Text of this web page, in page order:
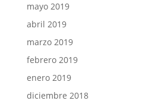
mayo 2019
abril 2019
marzo 2019
febrero 2019
enero 2019
diciembre 2018